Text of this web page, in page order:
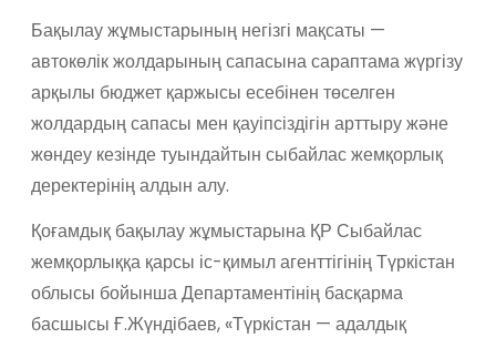
Бақылау жұмыстарының негізгі мақсаты —
автокөлік жолдарының сапасына сараптама жүргізу
арқылы бюджет қаржысы есебінен төселген
жолдардың сапасы мен қауіпсіздігін арттыру және
жөндеу кезінде туындайтын сыбайлас жемқорлық
деректерінің алдын алу.
Қоғамдық бақылау жұмыстарына ҚР Сыбайлас
жемқорлыққа қарсы іс-қимыл агенттігінің Түркістан
облысы бойынша Департаментінің басқарма
басшысы Ғ.Жүндібаев, «Түркістан — адалдық